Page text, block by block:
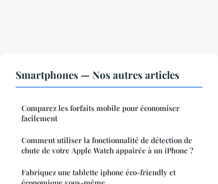
Smartphones — Nos autres articles
Comparez les forfaits mobile pour économiser
facilement
Comment utiliser la fonctionnalité de détection de
chute de votre Apple Watch appairée à un iPhone ?
Fabriquez une tablette iphone éco-friendly et